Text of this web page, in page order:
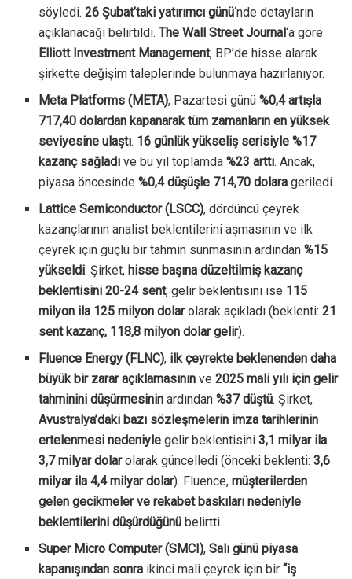
söyledi.26 Şubat’taki yatırımcı günü‘nde detayların
açıklanacağı belirtildi.The Wall Street Journal‘a göre
Elliott Investment Management, BP’de hisse alarak
şirkette değişim taleplerinde bulunmaya hazırlanıyor.
Meta Platforms (META), Pazartesi günü%0,4 artışla
717,40 dolardan kapanarak tüm zamanların en yüksek
seviyesine ulaştı. 16 günlük yükseliş serisiyle %17
kazanç sağladı ve bu yıl toplamda%23 arttı. Ancak,
piyasa öncesinde%0,4 düşüşle 714,70 dolara geriledi.
Lattice Semiconductor (LSCC), dördüncü çeyrek
kazançlarının analist beklentilerini aşmasının ve ilk
çeyrek için güçlü bir tahmin sunmasının ardından%15
yükseldi. Şirket, hisse başına düzeltilmiş kazanç
beklentisini 20-24 sent, gelir beklentisini ise 115
milyon ila 125 milyon dolarolarak açıkladı (beklenti:21
sent kazanç, 118,8 milyon dolar gelir).
Fluence Energy (FLNC), ilk çeyrekte beklenenden daha
büyük bir zarar açıklamasının ve2025 mali yılı için gelir
tahminini düşürmesinin ardından%37 düştü. Şirket,
Avustralya’daki bazı sözleşmelerin imza tarihlerinin
ertelenmesi nedeniyle gelir beklentisini3,1 milyar ila
3,7 milyar dolarolarak güncelledi (önceki beklenti:3,6
milyar ila 4,4 milyar dolar). Fluence,müşterilerden
gelen gecikmeler ve rekabet baskıları nedeniyle
beklentilerini düşürdüğünü belirtti.
Super Micro Computer (SMCI),Salı günü piyasa
kapanışından sonra ikinci mali çeyrek için bir“iş